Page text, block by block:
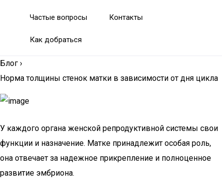
Частые вопросы Контакты
Как добраться
Блог ›
Норма толщины стенок матки в зависимости от дня цикла
У каждого органа женской репродуктивной системы свои
функции и назначение. Матке принадлежит особая роль,
она отвечает за надежное прикрепление и полноценное
развитие эмбриона.